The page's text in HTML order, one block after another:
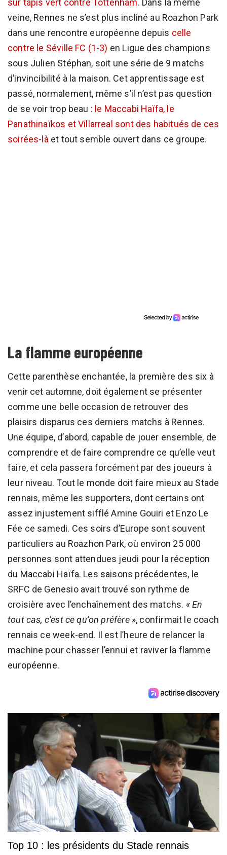
sur tapis vert contre Tottenham. Dans la même
veine, Rennes ne s’est plus incliné au Roazhon Park
dans une rencontre européenne depuis celle
contre le Séville FC (1-3) en Ligue des champions
sous Julien Stéphan, soit une série de 9 matchs
d’invincibilité à la maison. Cet apprentissage est
passé, normalement, même s’il n’est pas question
de se voir trop beau : le Maccabi Haïfa, le
Panathinaïkos et Villarreal sont des habitués de ces
soirées-là et tout semble ouvert dans ce groupe.
La flamme européenne
Cette parenthèse enchantée, la première des six à
venir cet automne, doit également se présenter
comme une belle occasion de retrouver des
plaisirs disparus ces derniers matchs à Rennes.
Une équipe, d’abord, capable de jouer ensemble, de
comprendre et de faire comprendre ce qu’elle veut
faire, et cela passera forcément par des joueurs à
leur niveau. Tout le monde doit faire mieux au Stade
rennais, même les supporters, dont certains ont
assez injustement sifflé Amine Gouiri et Enzo Le
Fée ce samedi. Ces soirs d’Europe sont souvent
particuliers au Roazhon Park, où environ 25 000
personnes sont attendues jeudi pour la réception
du Maccabi Haïfa. Les saisons précédentes, le
SRFC de Genesio avait trouvé son rythme de
croisière avec l’enchaînement des matchs. « En
tout cas, c’est ce qu’on préfère », confirmait le coach
rennais ce week-end. Il est l’heure de relancer la
machine pour chasser l’ennui et raviver la flamme
européenne.
Top 10 : les présidents du Stade rennais